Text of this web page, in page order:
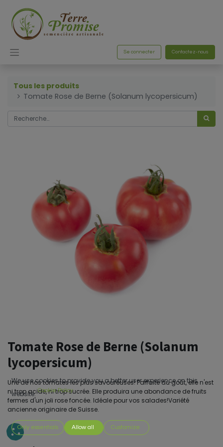
Se connecter Contactez-nous
Tous les produits
Tomate Rose de Berne (Solanum lycopersicum)
Tomate Rose de Berne (Solanum
lycopersicum)
Une de nos tomates les plus savoureuses! Parfaite au goût, elle n'est
ni trop acide, ni trop sucrée. Elle produira une abondance de fruits
fermes d'un joli rose foncée. Idéale pour vos salades!Variété
ancienne originaire de Suisse.
We use cookies to provide you a better user experience on this
website. Cookie Policy
Only essentials Allow all Customize